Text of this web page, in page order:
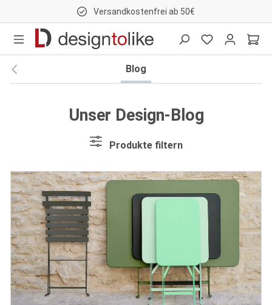
Versandkostenfrei ab 50€
Blog
Unser Design-Blog
Produkte filtern